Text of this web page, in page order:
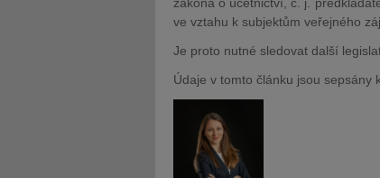
ve vztahu k subjektům veřejného
Je proto nutné sledovat další
Údaje v tomto článku jsou sepsány